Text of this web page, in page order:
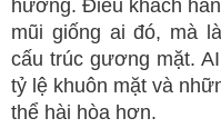
hướng. Điều khách
mũi giống ai đó, mà
cấu trúc gương mặt.
tỷ lệ khuôn mặt và
thể hài hòa hơn.